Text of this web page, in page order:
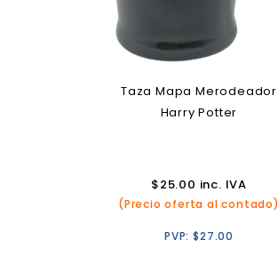
Taza Mapa Merodeador
Harry Potter
$25.00 inc. IVA
(Precio oferta al contado)
PVP:$27.00